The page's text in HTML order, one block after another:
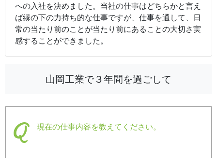
への入社を決めました。当社の仕事はどちらかと言え
ば縁の下の力持ち的な仕事ですが、仕事を通して、日
常の当たり前のことが当たり前にあることの大切さ実
感することができました。
山岡工業で３年間を過ごして
現在の仕事内容を教えてください。